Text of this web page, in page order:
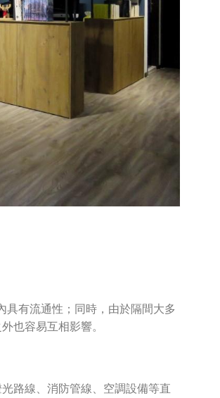
具有流通性；同時，由於隔間大多
也容易互相影響。
路線、消防管線、空調設備等直